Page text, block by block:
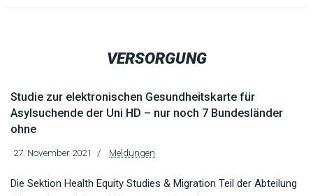
VERSORGUNG
Studie zur elektronischen Gesundheitskarte für
Asylsuchende der Uni HD – nur noch 7 Bundesländer
ohne
27. November 2021 Meldungen
Die Sektion Health Equity Studies & Migration Teil der Abteilung